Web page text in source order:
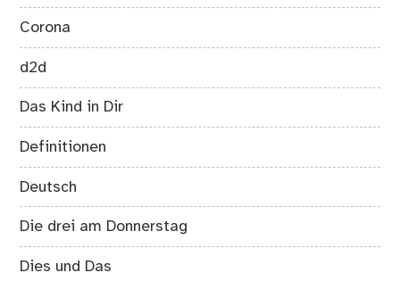
Corona
d2d
Das Kind in Dir
Definitionen
Deutsch
Die drei am Donnerstag
Dies und Das